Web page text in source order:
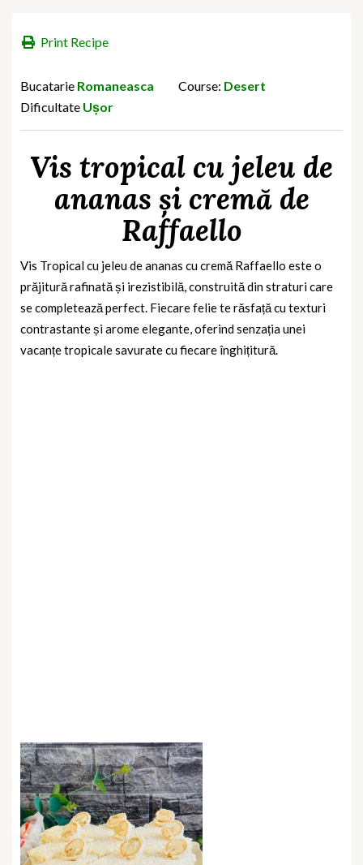
Print Recipe
Bucatarie Romaneasca Course: Desert
Dificultate Ușor
Vis tropical cu jeleu de
ananas și cremă de
Raffaello
Vis Tropicalcu jeleu de ananas cu cremă Raffaello este o
prăjitură rafinată și irezistibilă, construită din straturi care
se completează perfect. Fiecare felie te răsfață cu texturi
contrastante și arome elegante, oferind senzația unei
vacanțe tropicale savurate cu fiecare înghițitură.